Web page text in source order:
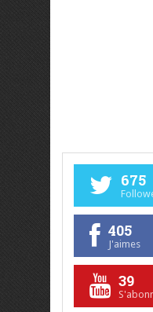
675
405
J'aimes
39